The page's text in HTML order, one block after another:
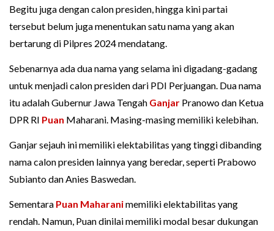
Begitu juga dengan calon presiden, hingga kini partai
tersebut belum juga menentukan satu nama yang akan
bertarung di Pilpres 2024 mendatang.
Sebenarnya ada dua nama yang selama ini digadang-gadang
untuk menjadi calon presiden dari PDI Perjuangan. Dua nama
itu adalah Gubernur Jawa Tengah Ganjar Pranowo dan Ketua
DPR RI Puan Maharani. Masing-masing memiliki kelebihan.
Ganjar sejauh ini memiliki elektabilitas yang tinggi dibanding
nama calon presiden lainnya yang beredar, seperti Prabowo
Subianto dan Anies Baswedan.
Sementara Puan Maharanimemiliki elektabilitas yang
rendah. Namun, Puan dinilai memiliki modal besar dukungan